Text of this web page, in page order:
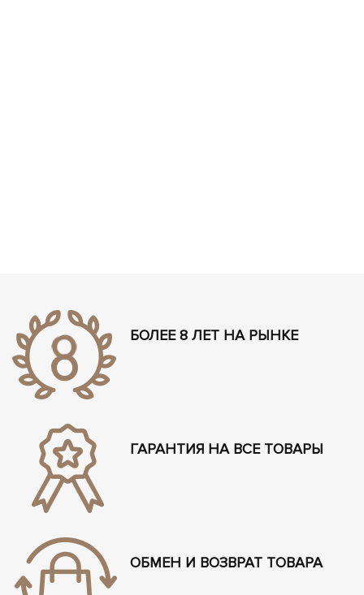
БОЛЕЕ 8 ЛЕТ НА РЫНКЕ
ГАРАНТИЯ НА ВСЕ ТОВАРЫ
ОБМЕН И ВОЗВРАТ ТОВАРА